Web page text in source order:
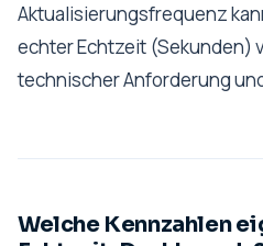
Aktualisierungsfrequenz
echter Echtzeit (Sekunden)
technischer Anforderung
Welche Kennzahlen